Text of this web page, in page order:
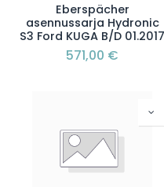
Eberspächer
asennussarja Hydronic
S3 Ford KUGA B/D 01.2017
571,00 €